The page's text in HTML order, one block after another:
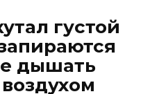
густой
дышать